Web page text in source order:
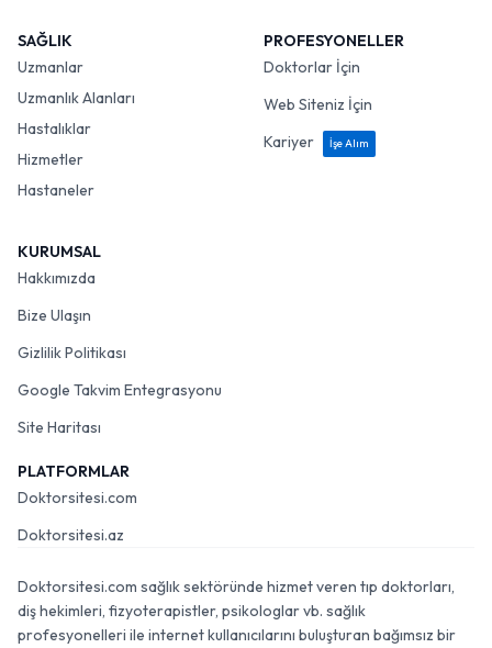
SAĞLIK
Uzmanlar
Uzmanlık Alanları
Hastalıklar
Hizmetler
Hastaneler
PROFESYONELLER
Doktorlar İçin
Web Siteniz İçin
Kariyer
İşe Alım
KURUMSAL
Hakkımızda
Bize Ulaşın
Gizlilik Politikası
Google Takvim Entegrasyonu
Site Haritası
PLATFORMLAR
Doktorsitesi.com
Doktorsitesi.az
Doktorsitesi.com sağlık sektöründe hizmet veren tıp doktorları,
diş hekimleri, fizyoterapistler, psikologlar vb. sağlık
profesyonelleri ile internet kullanıcılarını buluşturan bağımsız bir